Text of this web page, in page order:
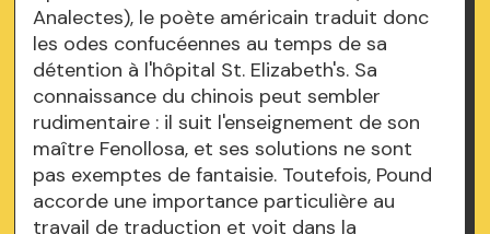
Analectes), le poète américain traduit donc
les odes confucéennes au temps de sa
détention à l'hôpital St. Elizabeth's. Sa
connaissance du chinois peut sembler
rudimentaire : il suit l'enseignement de son
maître Fenollosa, et ses solutions ne sont
pas exemptes de fantaisie. Toutefois, Pound
accorde une importance particulière au
travail de traduction et voit dans la